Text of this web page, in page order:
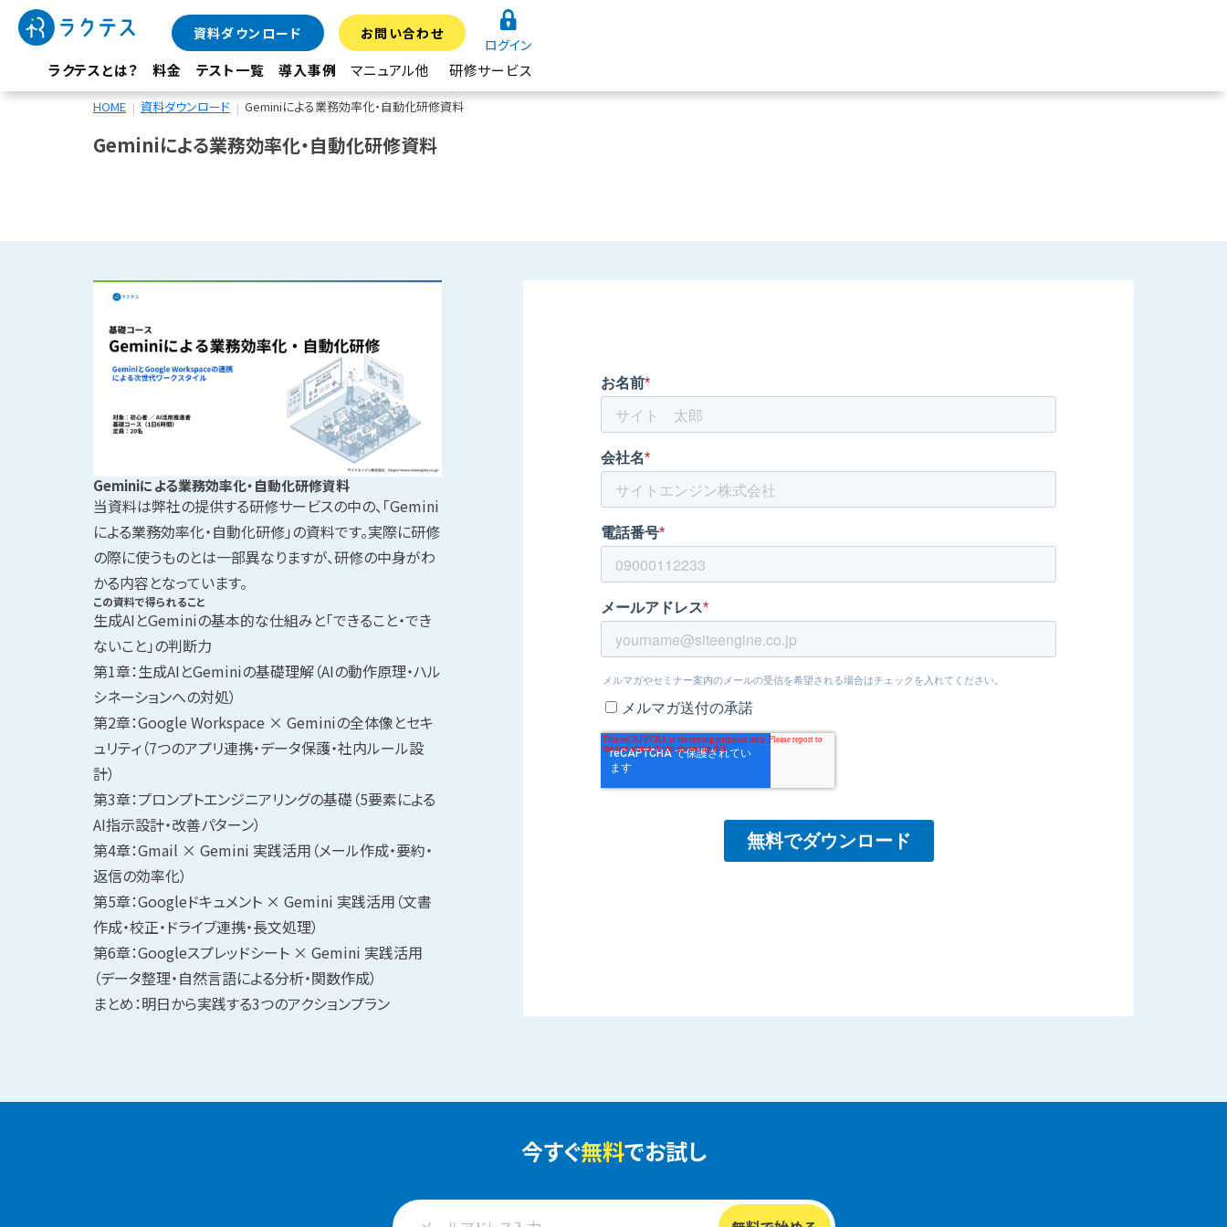
ラクテスとは？ 料金 テスト一覧 導入事例 マニュアル他 研修サービス
資料ダウンロード お問い合わせ
ログイン
HOME 資料ダウンロード Geminiによる業務効率化・自動化研修資料
Geminiによる業務効率化・自動化研修資料
Geminiによる業務効率化・自動化研修資料
当資料は弊社の提供する研修サービスの中の、「Gemini
による業務効率化・自動化研修」の資料です。実際に研修
の際に使うものとは一部異なりますが、研修の中身がわ
かる内容となっています。
この資料で得られること
生成AIとGeminiの基本的な仕組みと「できること・でき
ないこと」の判断力
第1章：生成AIとGeminiの基礎理解（AIの動作原理・ハル
シネーションへの対処）
第2章：Google Workspace × Geminiの全体像とセキ
ュリティ（7つのアプリ連携・データ保護・社内ルール設
計）
第3章：プロンプトエンジニアリングの基礎（5要素による
AI指示設計・改善パターン）
第4章：Gmail × Gemini 実践活用（メール作成・要約・
返信の効率化）
第5章：Googleドキュメント × Gemini 実践活用（文書
作成・校正・ドライブ連携・長文処理）
第6章：Googleスプレッドシート × Gemini 実践活用
（データ整理・自然言語による分析・関数作成）
まとめ：明日から実践する3つのアクションプラン
今すぐ無料でお試し